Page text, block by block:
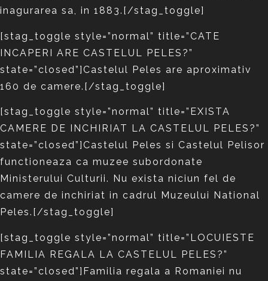
inagurarea sa, in 1883.[/stag_toggle]
[stag_toggle style=”normal” title=”CATE
INCAPERI ARE CASTELUL PELES?”
state=”closed”]Castelul Peles are aproximativ
160 de camere.[/stag_toggle]
[stag_toggle style=”normal” title=”EXISTA
CAMERE DE INCHIRIAT LA CASTELUL PELES?”
state=”closed”]Castelul Peles si Castelul Pelisor
functioneaza ca muzee subordonate
Ministerului Culturii. Nu exista niciun fel de
camere de inchiriat in cadrul Muzeului National
Peles.[/stag_toggle]
[stag_toggle style=”normal” title=”LOCUIESTE
FAMILIA REGALA LA CASTELUL PELES?”
state=”closed”]Familia regala a Romaniei nu